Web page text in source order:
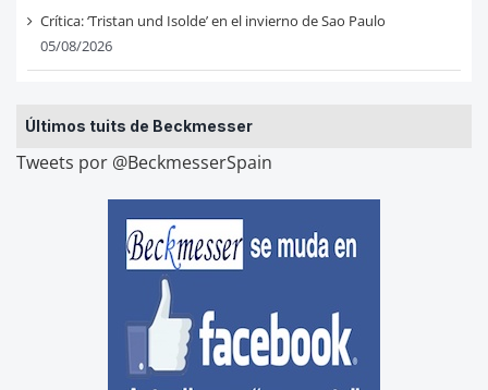
Crítica: ‘Tristan und Isolde’ en el invierno de Sao Paulo
05/08/2026
Últimos tuits de Beckmesser
Tweets por @BeckmesserSpain